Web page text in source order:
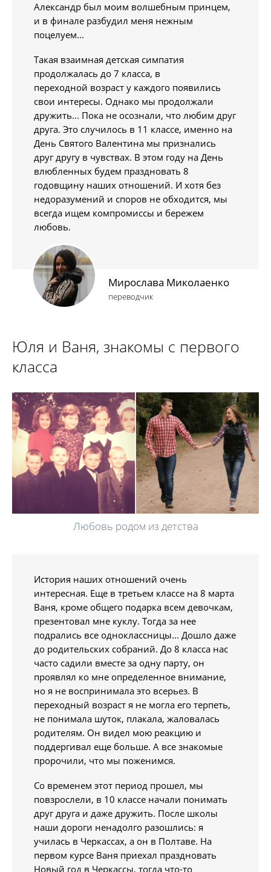
Александр был моим волшебным принцем,
и в финале разбудил меня нежным
поцелуем...
Такая взаимная детская симпатия
продолжалась до 7 класса, в
переходной возраст у каждого появились
свои интересы. Однако мы продолжали
дружить... Пока не осознали, что любим друг
друга. Это случилось в 11 классе, именно на
День Святого Валентина мы признались
друг другу в чувствах. В этом году на День
влюбленных будем праздновать 8
годовщину наших отношений. И хотя без
недоразумений и споров не обходится, мы
всегда ищем компромиссы и бережем
любовь.
Мирослава Миколаенко
переводчик
Юля и Ваня, знакомы с первого
класса
Любовь родом из детства
История наших отношений очень
интересная. Еще в третьем классе на 8 марта
Ваня, кроме общего подарка всем девочкам,
презентовал мне куклу. Тогда за нее
подрались все одноклассницы... Дошло даже
до родительских собраний. До 8 класса нас
часто садили вместе за одну парту, он
проявлял ко мне определенное внимание,
но я не воспринимала это всерьез. В
переходный возраст я не могла его терпеть,
не понимала шуток, плакала, жаловалась
родителям. Он видел мою реакцию и
поддергивал еще больше. А все знакомые
пророчили, что мы поженимся.
Со временем этот период прошел, мы
повзрослели, в 10 классе начали понимать
друг друга и даже дружить. После школы
наши дороги ненадолго разошлись: я
училась в Черкассах, а он в Полтаве. На
первом курсе Ваня приехал праздновать
Новый год в Черкассы, тогда что-то